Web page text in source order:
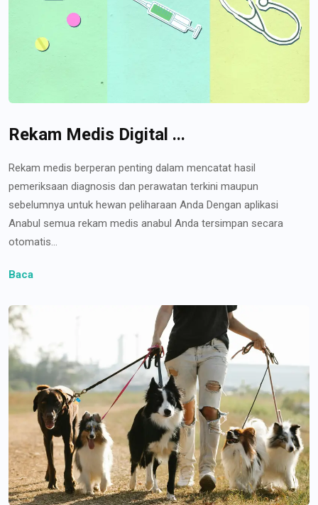
Rekam Medis Digital ...
Rekam medis berperan penting dalam mencatat hasil
pemeriksaan diagnosis dan perawatan terkini maupun
sebelumnya untuk hewan peliharaan Anda Dengan aplikasi
Anabul semua rekam medis anabul Anda tersimpan secara
otomatis...
Baca